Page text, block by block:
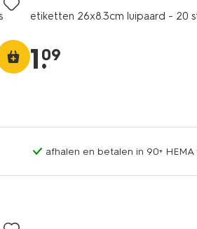
etiketten 26x8.3cm luipaard - 20
1.
09
afhalen en betalen in 90+ HEMA